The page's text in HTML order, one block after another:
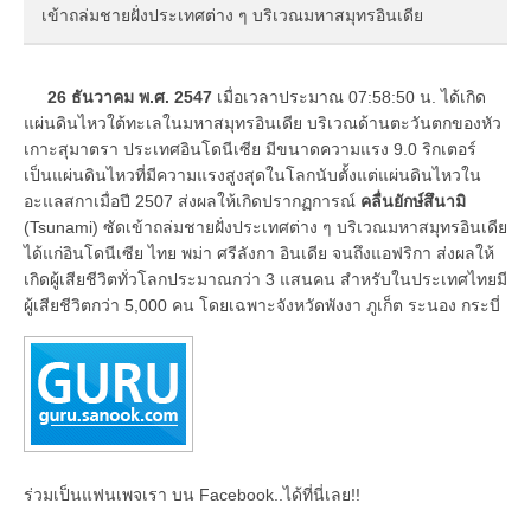
เข้าถล่มชายฝั่งประเทศต่าง ๆ บริเวณมหาสมุทรอินเดีย
26 ธันวาคม พ.ศ. 2547 เมื่อเวลาประมาณ 07:58:50 น. ได้เกิด
แผ่นดินไหวใต้ทะเลในมหาสมุทรอินเดีย บริเวณด้านตะวันตกของหัว
เกาะสุมาตรา ประเทศอินโดนีเซีย มีขนาดความแรง 9.0 ริกเตอร์
เป็นแผ่นดินไหวที่มีความแรงสูงสุดในโลกนับตั้งแต่แผ่นดินไหวใน
อะแลสกาเมื่อปี 2507 ส่งผลให้เกิดปรากฏการณ์ คลื่นยักษ์สึนามิ
(Tsunami) ซัดเข้าถล่มชายฝั่งประเทศต่าง ๆ บริเวณมหาสมุทรอินเดีย
ได้แก่อินโดนีเซีย ไทย พม่า ศรีลังกา อินเดีย จนถึงแอฟริกา ส่งผลให้
เกิดผู้เสียชีวิตทั่วโลกประมาณกว่า 3 แสนคน สำหรับในประเทศไทยมี
ผู้เสียชีวิตกว่า 5,000 คน โดยเฉพาะจังหวัดพังงา ภูเก็ต ระนอง กระบี่
ร่วมเป็นแฟนเพจเรา บน Facebook..ได้ที่นี่เลย!!